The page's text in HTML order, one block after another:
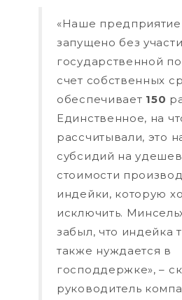
«Наше
запущено без
государственной
счет собственных
обеспечивает 150
Единственное, на
рассчитывали, это
субсидий на
стоимости
индейки, которую
исключить.
забыл, что индейка
также нуждается в
господдержке», –
руководитель